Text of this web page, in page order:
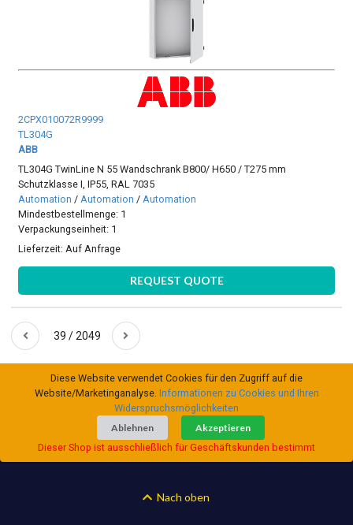
2CPX010072R9999
TL304G
ABB
TL304G TwinLine N 55 Wandschrank B800/ H650 / T275 mm
Schutzklasse I, IP55, RAL 7035
Automation /Automation /Automation
Mindestbestellmenge: 1
Verpackungseinheit: 1
Lieferzeit:Auf Anfrage
REQUEST QUOTE
39 / 2049
Diese Website verwendet Cookies für den Zugriff auf die
Website/Marketinganalyse. Informationen zu Cookies und Ihren
Widerspruchsmöglichkeiten
Ablehnen
Akzeptieren
Dieser Shop ist ausschließlich für Geschäftskunden bestimmt
Nach oben